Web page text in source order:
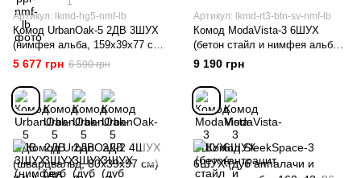
Артикул: lkmd-hg5-nmf-lb
Комод UrbanOak-5 2ДВ 3ШУХ
(нимфея альба, 159x39x77 см)
IMI
5 677 грн 6 590 грн
Артикул: lkmd-rt3-btn-sv-nmf-lb
Комод ModaVista-3 6ШУХ
(бетон стайл и нимфея альба,
160x43x80 см) IMI
9 190 грн